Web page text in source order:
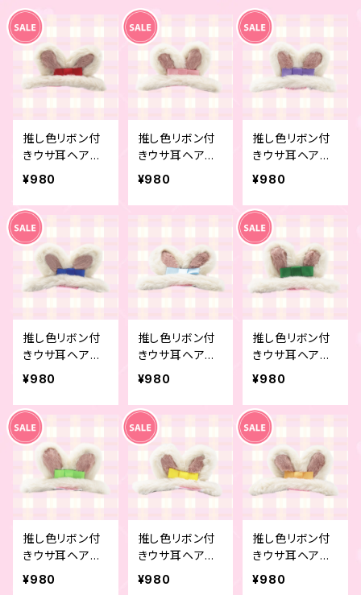
推し色リボン付
きウサ耳ヘアピ
ン レッド
¥980
推し色リボン付
きウサ耳ヘアピ
ン ピンク
¥980
推し色リボン付
きウサ耳ヘアピ
ン パープル
¥980
推し色リボン付
きウサ耳ヘアピ
ン ブルー
¥980
推し色リボン付
きウサ耳ヘアピ
ン ライトブルー
¥980
推し色リボン付
きウサ耳ヘアピ
ン グリーン
¥980
推し色リボン付
きウサ耳ヘアピ
ン ライトグリー
¥980
推し色リボン付
きウサ耳ヘアピ
ン イエロー
¥980
推し色リボン付
きウサ耳ヘアピ
ン オレンジ
¥980